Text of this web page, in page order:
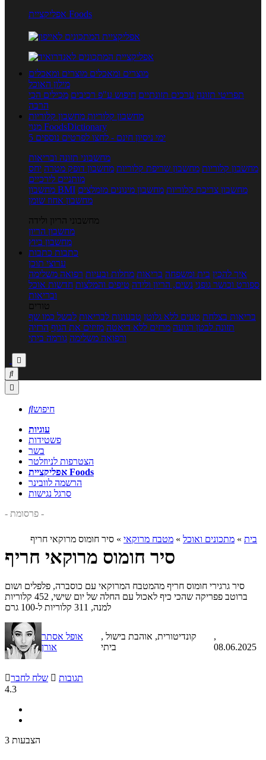
אפליקציית Foods
מוצרים ומאכלים מוצרים ומאכלים
מילון האוכל
תפריטי תזונה ערכים תזונתיים חיפוש ע"פ רכיבים מכילים הכי
הרבה
מחשבון קלוריות מחשבון קלוריות
מנוי FoodsDictionary
5 ימי ניסיון חינם - לחצו לפרטים נוספים
מחשבוני תזונה ובריאות
מחשבון קלוריות מחשבון שריפת קלוריות מחשבון דופק מטרה יחס
מותניים לירכיים
מחשבון BMI
מחשבון צריכת קלוריות מחשבון מינונים מומלצים
מחשבון אחוז שומן
מחשבוני הריון ולידה
מחשבון הריון
מחשבון ביוץ
כתבות כתבות
ערוצי תוכן
איך להכין בית ומשפחה בריאות מחלות ובעיות רפואה משלימה
ספורט וכושר גופני נשים, הריון ולידה טיפים והמלצות חדשות אוכל
ובריאות
טורים
בריאות בצלחת טעים ללא גלוטן טבעונות לבריאות לבשל כמו שף
תזונה לבטן רגועה מרזים ללא דיאטה מזיזים את הגוף הרזיה
ורפואה משלימה גורמה ביתי



חיפוש
עוגיות
פשטידות
בשר
הצטרפות לניוזלטר
אפליקציית Foods
הרשמה לוובינר
סרגל נגישות
- פרסומת -
בית » מתכונים ואוכל » מטבח מרוקאי » סיר חומוס מרוקאי חריף
סיר חומוס מרוקאי חריף
סיר גרגירי חומוס חריף מהמטבח המרוקאי עם כוסברה, פלפלים ושום
ברוטב פפריקה שהכי כיף לאכול עם החלה של יום שישי, 452 קלוריות
למנה, 311 קלוריות ל-100 גרם
אופל אסתר
אורן
, קונדיטורית, אוהבת בישול
ביתי
,
08.06.2025
שלח לחבר  תגובות
4.3
3 הצבעות